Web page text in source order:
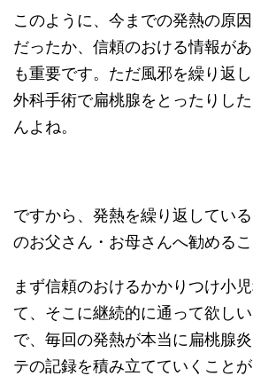
このように、今までの発熱の原
だったか、信頼のおける情報が
も重要です。ただ風邪を繰り返し
外科手術で扁桃腺をとったりし
んよね。
ですから、発熱を繰り返してい
のお父さん・お母さんへ勧めるこ
まず信頼のおけるかかりつけ小
て、そこに継続的に通って欲し
で、毎回の発熱が本当に扁桃腺
テの記録を積み立てていくことが